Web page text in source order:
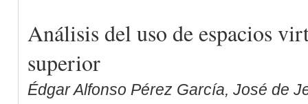
Análisis del uso de espacios
superior
Édgar Alfonso Pérez García, José de